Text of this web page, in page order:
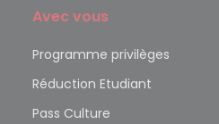
Avec vous
Programme privilèges
Réduction Etudiant
Pass Culture